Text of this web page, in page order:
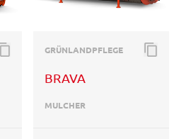
GRÜNLANDPFLEGE
BRAVA
MULCHER